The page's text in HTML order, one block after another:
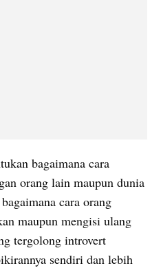
bagaimana cara
orang lain maupun dunia
cara orang
maupun mengisi ulang
tergolong introvert
sendiri dan lebih